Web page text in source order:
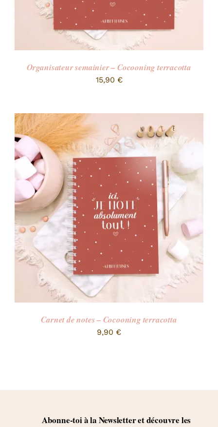
Organisateur semainier – Cocooning terracotta
15,90 €
Carnet de notes – Cocooning terracotta
9,90 €
Abonne-toi à la Newsletter et découvre les